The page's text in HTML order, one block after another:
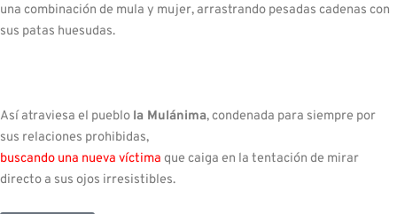
una combinación de mula y mujer, arrastrando pesadas cadenas con
sus patas huesudas.
Así atraviesa el pueblo la Mulánima, condenada para siempre por
sus relaciones prohibidas,
buscando una nueva víctima que caiga en la tentación de mirar
directo a sus ojos irresistibles.